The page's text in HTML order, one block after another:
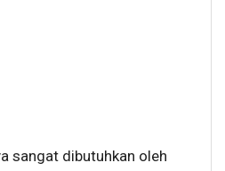
sangat dibutuhkan oleh